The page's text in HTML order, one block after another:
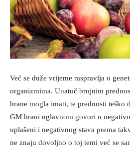
Već se duže vrijeme raspravlja o
organizmima. Unatoč brojnim
hrane mogla imati, te prednosti teško
GM hrani uglavnom govori u
uplašeni i negativnog stava prema
ne znaju dovoljno o toj temi već se